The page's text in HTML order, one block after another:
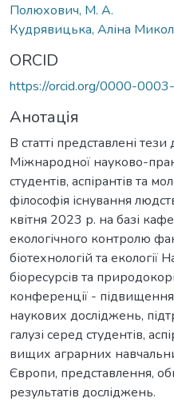
Полюхович, М. А.
Кудрявицька, Аліна
ORCID
https://orcid.org/0000-
Анотація
В статті представлені
Міжнародної науково-
студентів, аспірантів та
філософія існування
квітня 2023 р. на базі
екологічного контролю
біотехнологій та екології
біоресурсів та
конференції - підвищення
наукових досліджень,
галузі серед студентів,
вищих аграрних
Європи, представлення,
результатів досліджень.